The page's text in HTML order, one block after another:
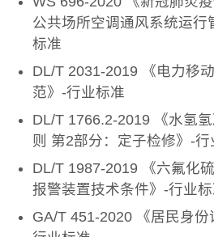
公共场所空调通风系统运行
标准
DL/T 2031-2019 《电力移
范》-行业标准
DL/T 1766.2-2019 《水氢
则 第2部分：定子检修》-行
DL/T 1987-2019 《六氟化
报警装置技术条件》-行业
GA/T 451-2020 《居民身